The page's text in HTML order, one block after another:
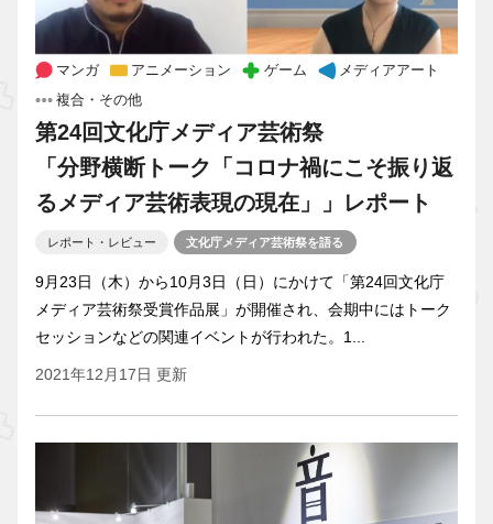
マンガ アニメーション ゲーム
メディアアート
複合・その他
第24回文化庁メディア芸術祭
「分野横断トーク「コロナ禍にこそ振り返
るメディア芸術表現の現在」」レポート
レポート・レビュー 文化庁メディア芸術祭を語る
9月23日（木）から10月3日（日）にかけて「第24回文化庁
メディア芸術祭受賞作品展」が開催され、会期中にはトーク
セッションなどの関連イベントが行われた。1...
2021年12月17日 更新